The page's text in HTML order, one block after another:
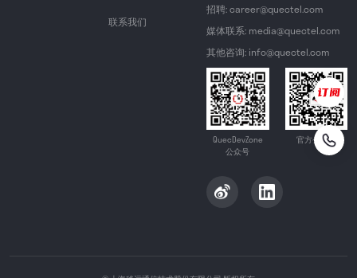
联系我们
招聘: career@quectel.com
媒体联系: media@quectel.com
其他咨询: info@quectel.com
QuecDevZone
公众号
官方公众号